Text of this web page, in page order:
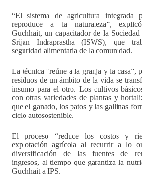
“El sistema de agricultura integrada
reproduce a la naturaleza”,
Guchhait, un capacitador de la Sociedad
Srijan Indraprastha (ISWS), que
seguridad alimentaria de la comunidad.
La técnica “reúne a la granja y la casa”,
residuos de un ámbito de la vida se
insumo para el otro. Los cultivos
con otras variedades de plantas y
que el ganado, los patos y las gallinas
ciclo autosostenible.
El proceso “reduce los costos y
explotación agrícola al recurrir a lo
diversificación de las fuentes de
ingresos, al tiempo que garantiza la
Guchhait a IPS.